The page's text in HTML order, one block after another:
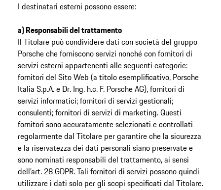
I destinatari esterni possono essere:
a) Responsabili del trattamento
Il Titolare può condividere dati con società del gruppo
Porsche che forniscono servizi nonché con fornitori di
servizi esterni appartenenti alle seguenti categorie:
fornitori del Sito Web (a titolo esemplificativo, Porsche
Italia S.p.A. e Dr. Ing. h.c. F. Porsche AG), fornitori di
servizi informatici; fornitori di servizi gestionali;
consulenti; fornitori di servizi di marketing. Questi
fornitori sono accuratamente selezionati e controllati
regolarmente dal Titolare per garantire che la sicurezza
e la riservatezza dei dati personali siano preservate e
sono nominati responsabili del trattamento, ai sensi
dell’art. 28 GDPR. Tali fornitori di servizi possono quindi
utilizzare i dati solo per gli scopi specificati dal Titolare.